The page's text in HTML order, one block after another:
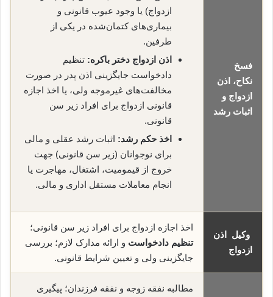
فسخ
نکاح، اذن
ازدواج و
اثبات رشد
ازدواج) یا وجود عیوب قانونی و
بیماری‌های کتمان‌شده در یکی از
طرفین.
اذن ازدواج دختر باکره: تنظیم
دادخواست جایگزینی اذن پدر در صورت
مخالفت‌های غیرموجه ولی، یا اخذ اجازه
قانونی ازدواج برای افراد زیر سن
قانونی.
اخذ حکم رشد: اثبات رشد عقلی و مالی
برای نوجوانان (زیر سن قانونی) جهت
خروج از قیمومیت، اشتغال، مهاجرت یا
انجام معاملات مستقل اداری و مالی.
وکیل اذن
ازدواج
اخذ اجازه ازدواج برای افراد زیر سن قانونی؛
تنظیم دادخواست و ارائه مدارک لازم؛ بررسی
جایگزینی ولی و تعیین شرایط قانونی.
مطالبه نفقه زوجه و نفقه فرزندان؛ پیگیری